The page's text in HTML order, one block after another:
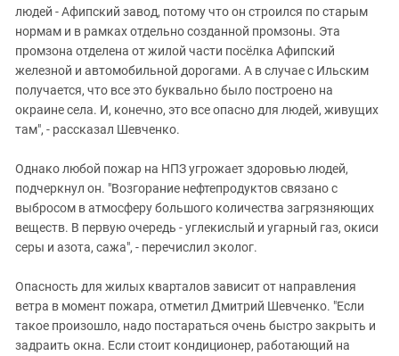
людей - Афипский завод, потому что он строился по старым
нормам и в рамках отдельно созданной промзоны. Эта
промзона отделена от жилой части посёлка Афипский
железной и автомобильной дорогами. А в случае с Ильским
получается, что все это буквально было построено на
окраине села. И, конечно, это все опасно для людей, живущих
там", - рассказал Шевченко.
Однако любой пожар на НПЗ угрожает здоровью людей,
подчеркнул он. "Возгорание нефтепродуктов связано с
выбросом в атмосферу большого количества загрязняющих
веществ. В первую очередь - углекислый и угарный газ, окиси
серы и азота, сажа", - перечислил эколог.
Опасность для жилых кварталов зависит от направления
ветра в момент пожара, отметил Дмитрий Шевченко. "Если
такое произошло, надо постараться очень быстро закрыть и
задраить окна. Если стоит кондиционер, работающий на